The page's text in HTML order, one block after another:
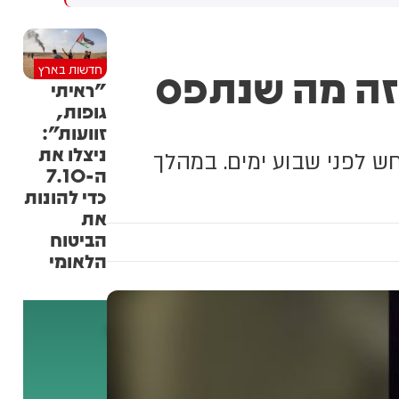
זה מה שנתפס
לפני שבוע ימים. במהלך
חדשות בארץ
"ראיתי
גופות,
זוועות":
ניצלו את
ה-7.10
כדי להונות
את
הביטוח
הלאומי